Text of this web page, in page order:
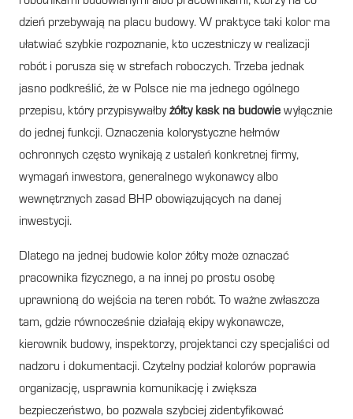
dzień przebywają na placu budowy. W praktyce taki kolor ma
ułatwiać szybkie rozpoznanie, kto uczestniczy w realizacji
robót i porusza się w strefach roboczych. Trzeba jednak
jasno podkreślić, że w Polsce nie ma jednego ogólnego
przepisu, który przypisywałbyżółty kask na budowie wyłącznie
do jednej funkcji. Oznaczenia kolorystyczne hełmów
ochronnych często wynikają z ustaleń konkretnej firmy,
wymagań inwestora, generalnego wykonawcy albo
wewnętrznych zasad BHP obowiązujących na danej
inwestycji.
Dlatego na jednej budowie kolor żółty może oznaczać
pracownika fizycznego, a na innej po prostu osobę
uprawnioną do wejścia na teren robót. To ważne zwłaszcza
tam, gdzie równocześnie działają ekipy wykonawcze,
kierownik budowy, inspektorzy, projektanci czy specjaliści od
nadzoru i dokumentacji. Czytelny podział kolorów poprawia
organizację, usprawnia komunikację i zwiększa
bezpieczeństwo, bo pozwala szybciej zidentyfikować